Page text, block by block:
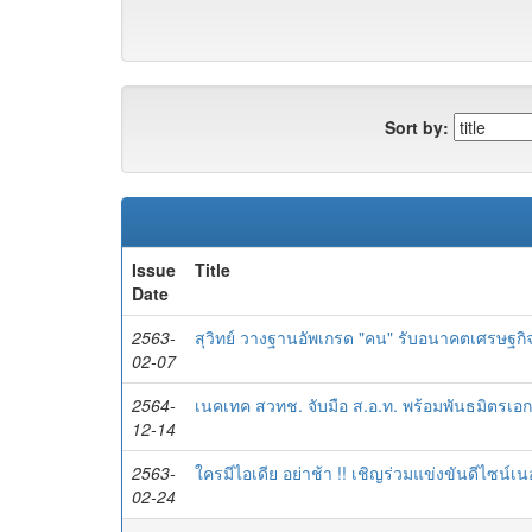
Sort by:
Issue
Date
Title
2563-
02-07
สุวิทย์ วางฐานอัพเกรด "คน" รับอนาคตเศรษฐกิ
2564-
12-14
เนคเทค สวทช. จับมือ ส.อ.ท. พร้อมพันธมิตรเอ
2563-
02-24
ใครมีไอเดีย อย่าช้า !! เชิญร่วมแข่งขันดีไซน์เ